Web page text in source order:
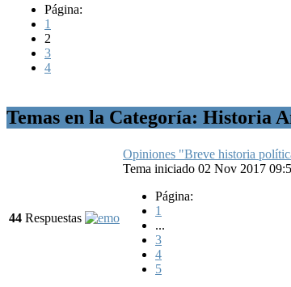
Página:
1
2
3
4
Temas en la Categoría: Historia
44 Respuestas
Opiniones "Breve historia
Tema iniciado 02 Nov 2017
Página:
1
...
3
4
5